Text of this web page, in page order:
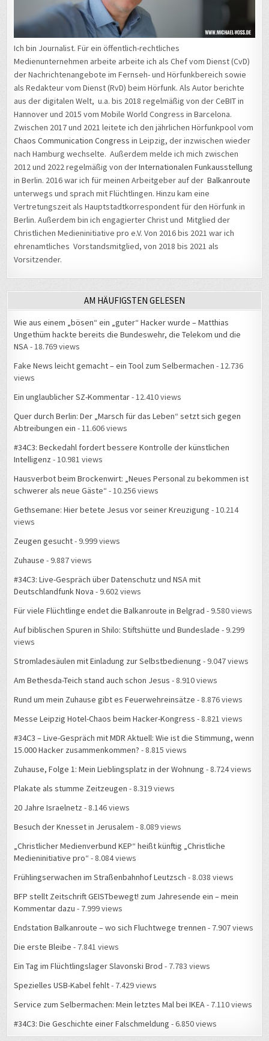
Ich bin Journalist. Für ein öffentlich-rechtliches
Medienunternehmen arbeite arbeite ich als Chef vom Dienst (CvD)
der Nachrichtenangebote im Fernseh- und Hörfunkbereich sowie
als Redakteur vom Dienst (RvD) beim Hörfunk. Als Autor berichte
aus der digitalen Welt, u.a. bis 2018 regelmäßig von der CeBIT in
Hannover und 2015 vom Mobile World Congress in Barcelona.
Zwischen 2017 und 2021 leitete ich den jährlichen Hörfunkpool vom
Chaos Communication Congress in Leipzig, der inzwischen wieder
nach Hamburg wechselte. Außerdem melde ich mich zwischen
2012 und 2022 regelmäßig von derInternationalen Funkausstellung
in Berlin. 2016 war ich für meinen Arbeitgeber auf derBalkanroute
unterwegs und sprach mit Flüchtlingen. Hinzu kam eine
Vertretungszeit als Hauptstadtkorrespondent für den Hörfunk in
Berlin. Außerdem bin ich engagierter Christ und Mitglied der
Christlichen Medieninitiative pro e.V. Von 2016 bis 2021 war ich
ehrenamtliches Vorstandsmitglied, von 2018 bis 2021 als
Vorsitzender.
AM HÄUFIGSTEN GELESEN
Wie aus einem „bösen“ ein „guter“ Hacker wurde – Matthias
Ungethüm hackte bereits die Bundeswehr, die Telekom und die
NSA- 18.769 views
Fake News leicht gemacht – ein Tool zum Selbermachen - 12.736
views
Ein unglaublicher SZ-Kommentar- 12.410 views
Quer durch Berlin: Der „Marsch für das Leben“ setzt sich gegen
Abtreibungen ein - 11.606 views
#34C3: Beckedahl fordert bessere Kontrolle der künstlichen
Intelligenz - 10.981 views
Hausverbot beim Brockenwirt: „Neues Personal zu bekommen ist
schwerer als neue Gäste“ - 10.256 views
Gethsemane: Hier betete Jesus vor seiner Kreuzigung - 10.214
views
Zeugen gesucht- 9.999 views
Zuhause - 9.887 views
#34C3: Live-Gespräch über Datenschutz und NSA mit
Deutschlandfunk Nova - 9.602 views
Für viele Flüchtlinge endet die Balkanroute in Belgrad - 9.580 views
Auf biblischen Spuren in Shilo: Stiftshütte und Bundeslade - 9.299
views
Stromladesäulen mit Einladung zur Selbstbedienung - 9.047 views
Am Bethesda-Teich stand auch schon Jesus - 8.910 views
Rund um mein Zuhause gibt es Feuerwehreinsätze - 8.876 views
Messe Leipzig Hotel-Chaos beim Hacker-Kongress - 8.821 views
#34C3 – Live-Gespräch mit MDR Aktuell: Wie ist die Stimmung, wenn
15.000 Hacker zusammenkommen? - 8.815 views
Zuhause, Folge 1: Mein Lieblingsplatz in der Wohnung - 8.724 views
Plakate als stumme Zeitzeugen - 8.319 views
20 Jahre Israelnetz - 8.146 views
Besuch der Knesset in Jerusalem - 8.089 views
„Christlicher Medienverbund KEP“ heißt künftig „Christliche
Medieninitiative pro“ - 8.084 views
Frühlingserwachen im Straßenbahnhof Leutzsch - 8.038 views
BFP stellt Zeitschrift GEISTbewegt! zum Jahresende ein – mein
Kommentar dazu - 7.999 views
Endstation Balkanroute – wo sich Fluchtwege trennen - 7.907 views
Die erste Bleibe - 7.841 views
Ein Tag im Flüchtlingslager Slavonski Brod - 7.783 views
Spezielles USB-Kabel fehlt- 7.429 views
Service zum Selbermachen: Mein letztes Mal bei IKEA- 7.110 views
#34C3: Die Geschichte einer Falschmeldung - 6.850 views